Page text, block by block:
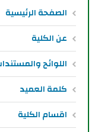
الصفحة الرئيسية
عن الكلية
اللوائح
كلمة العميد
اقسام الكلية